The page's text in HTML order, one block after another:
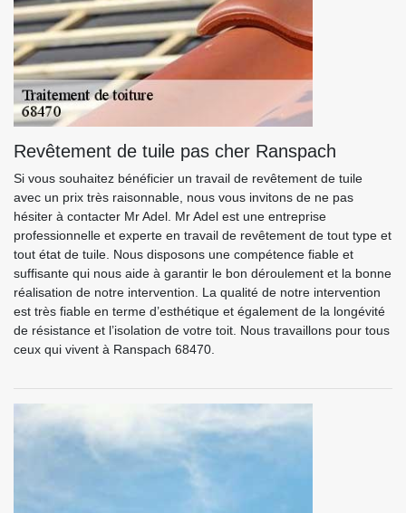
Revêtement de tuile pas cher Ranspach
Si vous souhaitez bénéficier un travail de revêtement de tuile
avec un prix très raisonnable, nous vous invitons de ne pas
hésiter à contacter Mr Adel. Mr Adel est une entreprise
professionnelle et experte en travail de revêtement de tout type et
tout état de tuile. Nous disposons une compétence fiable et
suffisante qui nous aide à garantir le bon déroulement et la bonne
réalisation de notre intervention. La qualité de notre intervention
est très fiable en terme d’esthétique et également de la longévité
de résistance et l’isolation de votre toit. Nous travaillons pour tous
ceux qui vivent à Ranspach 68470.